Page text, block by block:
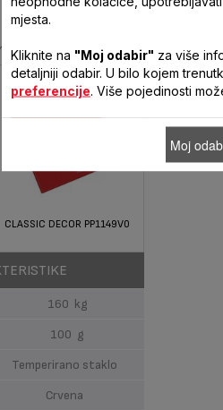
CLASSIC DECOR PP1149V0
160 kg
100 g
Temperirano staklo
Crvena
mjesta.
Kliknite na "Moj odabir" za više
detaljniji odabir. U bilo kojem
preferencije . Više pojedinosti
Moj